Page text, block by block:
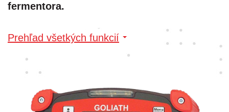
fermentora.
Prehľad všetkých funkcií